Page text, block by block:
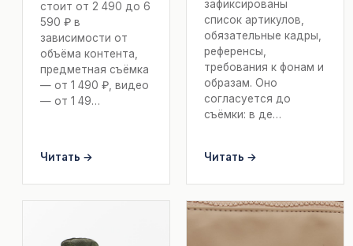
стоит от 2 490 до 6
590 ₽ в
зависимости от
объёма контента,
предметная съёмка
— от 1 490 ₽, видео
— от 1 49…
Читать →
зафиксированы
список артикулов,
обязательные кадры,
референсы,
требования к фонам и
образам. Оно
согласуется до
съёмки: в де…
Читать →